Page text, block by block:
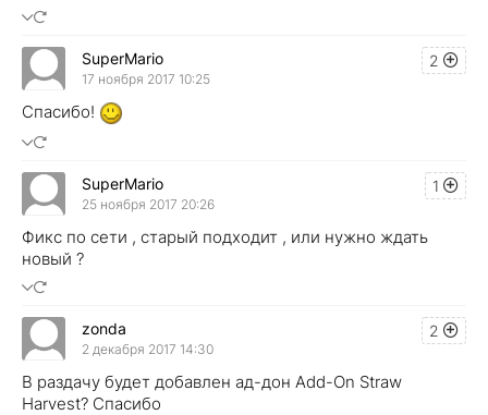
2
SuperMario
17 ноября 2017 10:25
Спасибо!
1
SuperMario
25 ноября 2017 20:26
Фикс по сети , старый подходит , или нужно ждать
новый ?
2
zonda
2 декабря 2017 14:30
В раздачу будет добавлен ад-дон Add-On Straw
Harvest? Спасибо